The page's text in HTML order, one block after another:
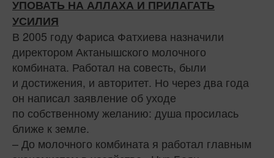
УПОВАТЬ НА АЛЛАХА И ПРИЛАГАТЬ
УСИЛИЯ
В 2005 году Фариса Фатхиева назначили
директором Актанышского молочного
комбината. Работал на совесть, были
и достижения, и авторитет. Но через два года
он написал заявление об уходе
по собственному желанию: душа просилась
ближе к земле.
– До молочного комбината я работал главным